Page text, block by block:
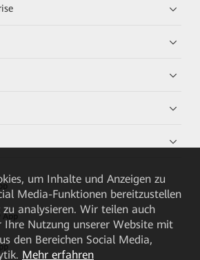
um Inhalte und Anzeigen zu
Media-Funktionen bereitzustellen
analysieren. Wir teilen auch
Nutzung unserer Website mit
den Bereichen Social Media,
Mehr erfahren